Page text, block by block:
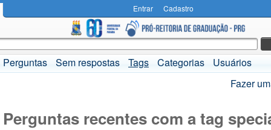
Entrar Cadastro
Perguntas Sem respostas Tags Categorias
Usuários
Fazer
Perguntas recentes com a tag